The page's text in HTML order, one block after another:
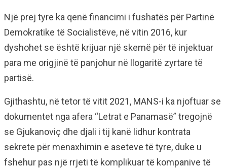
Një prej tyre ka qenë financimi i fushatës për Partinë
Demokratike të Socialistëve, në vitin 2016, kur
dyshohet se është krijuar një skemë për të injektuar
para me origjinë të panjohur në llogaritë zyrtare të
partisë.
Gjithashtu, në tetor të vitit 2021, MANS-i ka njoftuar se
dokumentet nga afera “Letrat e Panamasë” tregojnë
se Gjukanoviç dhe djali i tij kanë lidhur kontrata
sekrete për menaxhimin e aseteve të tyre, duke u
fshehur pas një rrjeti të komplikuar të kompanive të